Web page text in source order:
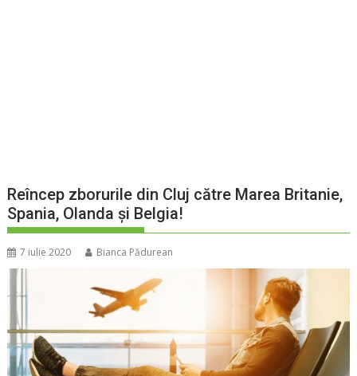
Reîncep zborurile din Cluj către Marea Britanie,
Spania, Olanda și Belgia!
7 iulie 2020 Bianca Pădurean